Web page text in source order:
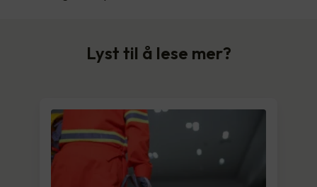
Lyst til å lese mer?